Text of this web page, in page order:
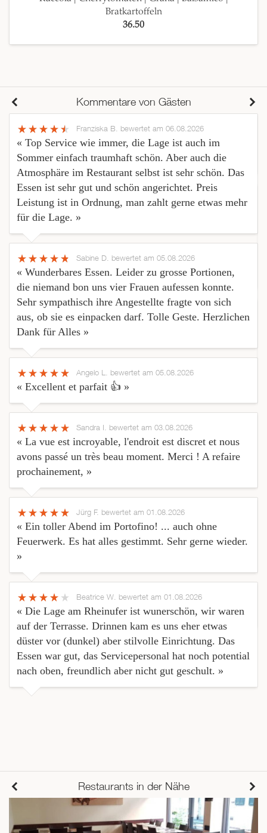
Bratkartoffeln
36.50
Kommentare von Gästen
Franziska B. bewertet am 06.08.2026
« Top Service wie immer, die Lage ist auch im
Sommer einfach traumhaft schön. Aber auch die
Atmosphäre im Restaurant selbst ist sehr schön. Das
Essen ist sehr gut und schön angerichtet. Preis
Leistung ist in Ordnung, man zahlt gerne etwas mehr
für die Lage. »
Sabine D. bewertet am 05.08.2026
« Wunderbares Essen. Leider zu grosse Portionen,
die niemand bon uns vier Frauen aufessen konnte.
Sehr sympathisch ihre Angestellte fragte von sich
aus, ob sie es einpacken darf. Tolle Geste. Herzlichen
Dank für Alles »
Angelo L. bewertet am 05.08.2026
« Excellent et parfait 👍 »
Sandra I. bewertet am 03.08.2026
« La vue est incroyable, l'endroit est discret et nous
avons passé un très beau moment. Merci ! A refaire
prochainement, »
Jürg F. bewertet am 01.08.2026
« Ein toller Abend im Portofino! ... auch ohne
Feuerwerk. Es hat alles gestimmt. Sehr gerne wieder.
»
Beatrice W. bewertet am 01.08.2026
« Die Lage am Rheinufer ist wunerschön, wir waren
auf der Terrasse. Drinnen kam es uns eher etwas
düster vor (dunkel) aber stilvolle Einrichtung. Das
Essen war gut, das Servicepersonal hat noch potential
nach oben, freundlich aber nicht gut geschult. »
Restaurants in der Nähe